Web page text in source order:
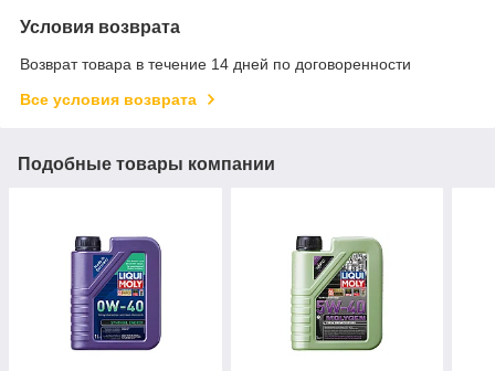
Условия возврата
Возврат товара в течение 14 дней по договоренности
Все условия возврата
Подобные товары компании